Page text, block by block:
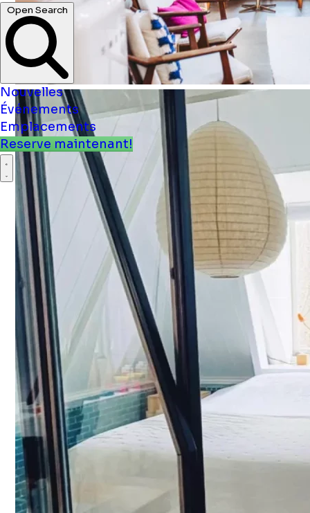
Nouvelles
Événements
Emplacements
Reserve maintenant!